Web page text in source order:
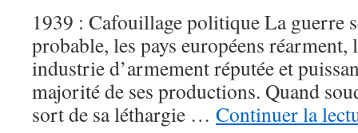
1939 : Cafouillage politique La guerre
probable, les pays européens réarment,
industrie d’armement réputée et
majorité de ses productions. Quand
sort de sa léthargie … Continuer la